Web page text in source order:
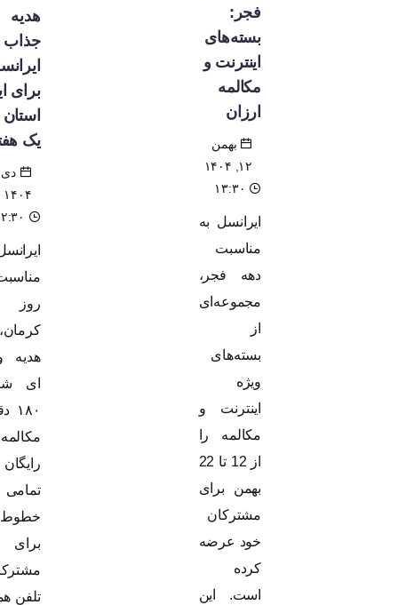
فجر:
بسته‌های
اینترنت و
مکالمه
ارزان
بهمن
ایرانسل به
مناسبت
دهه فجر،
مجموعه‌ای
بسته‌های
اینترنت و
مکالمه را
از 12 تا 22
بهمن برای
مشترکان
خود عرضه
کرده
است. این
هدیه
جذاب
ایرانسل
برای این
استان تا
یک هفته
دی ۱۷,
۱۴۰۴
ایرانسل به
مناسبت
کرمان،
هدیه ویژه
ای شامل
۱۸۰ دقیقه
مکالمه
رایگان با
تمامی
خطوط را
برای
مشترکان
تلفن همراه